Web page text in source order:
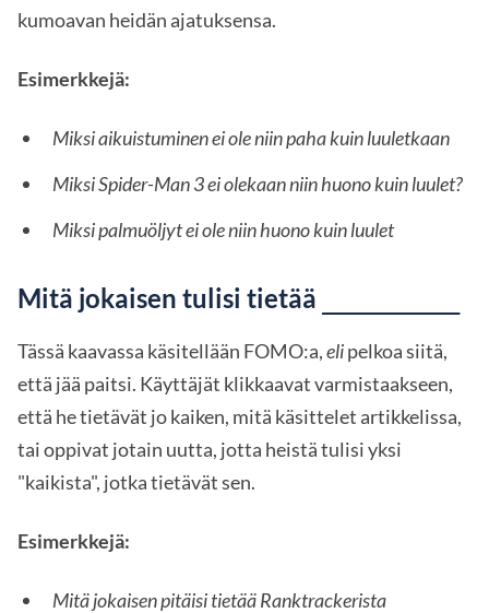
kumoavan heidän ajatuksensa.
Esimerkkejä:
Miksi aikuistuminen ei ole niin paha kuin luuletkaan
Miksi Spider-Man 3 ei olekaan niin huono kuin luulet?
Miksi palmuöljyt ei ole niin huono kuin luulet
Mitä jokaisen tulisi tietää
Tässä kaavassa käsitellään FOMO:a,elipelkoa siitä,
että jää paitsi. Käyttäjät klikkaavat varmistaakseen,
että he tietävät jo kaiken, mitä käsittelet artikkelissa,
tai oppivat jotain uutta, jotta heistä tulisi yksi
"kaikista", jotka tietävät sen.
Esimerkkejä:
Mitä jokaisen pitäisi tietää Ranktrackerista